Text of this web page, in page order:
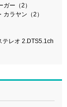
ー（2）
ラヤン（2）
テレオ 2.DTS5.1ch